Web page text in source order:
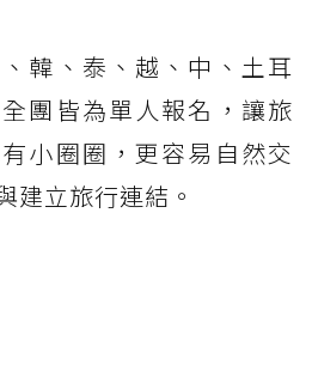
韓、泰、越、中、土耳
團皆為單人報名，讓旅
小圈圈，更容易自然交
建立旅行連結。